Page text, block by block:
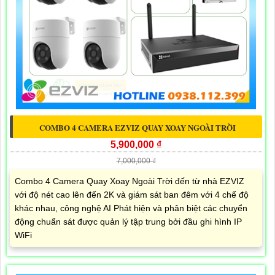
COMBO 4 CAMERA EZVIZ QUAY XOAY NGOÀI TRỜI
5,900,000 ₫
7,000,000 ₫
Combo 4 Camera Quay Xoay Ngoài Trời đến từ nhà EZVIZ
với độ nét cao lên đến 2K và giám sát ban đêm với 4 chế độ
khác nhau, công nghệ AI Phát hiện và phân biệt các chuyển
động chuẩn sát được quản lý tập trung bởi đầu ghi hình IP
WiFi